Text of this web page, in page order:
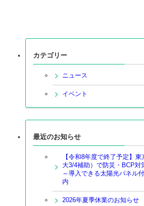
カテゴリー
ニュース
イベント
最近のお知らせ
【令和8年度で終了予定】
大3/4補助）で防災・BCP対
～導入できる太陽光パネル
内
2026年夏季休業のお知らせ